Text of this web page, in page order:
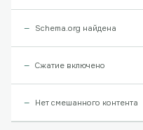
Schema.org найдена
Сжатие включено
Нет смешанного контента